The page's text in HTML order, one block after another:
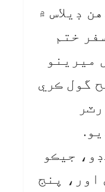
ڊيلاس ۾
ختم
ميرينو
گول ڪري
جيڪو
اور، پنج